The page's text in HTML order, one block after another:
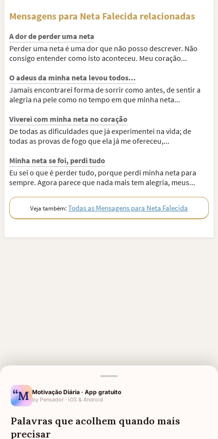
Mensagens para Neta Falecida relacionadas
A dor de perder uma neta
Perder uma neta é uma dor que não posso descrever. Não
consigo entender como isto aconteceu. Meu coração...
O adeus da minha neta levou todos...
Jamais encontrarei forma de sorrir como antes, de sentir a
alegria na pele como no tempo em que minha neta...
Viverei com minha neta no coração
De todas as dificuldades que já experimentei na vida; de
todas as provas de fogo que ela já me ofereceu,...
Minha neta se foi, perdi tudo
Eu sei o que é perder tudo, porque perdi minha neta para
sempre. Agora parece que nada mais tem alegria, meus...
Veja também:Todas as Mensagens para Neta Falecida
DESCANSE EM PAZ TIA DESCANSE EM PAZ GUERREIRA
Motivação Diária · App gratuito
by Pensador · iOS & Android
Palavras que acolhem quando mais
precisar